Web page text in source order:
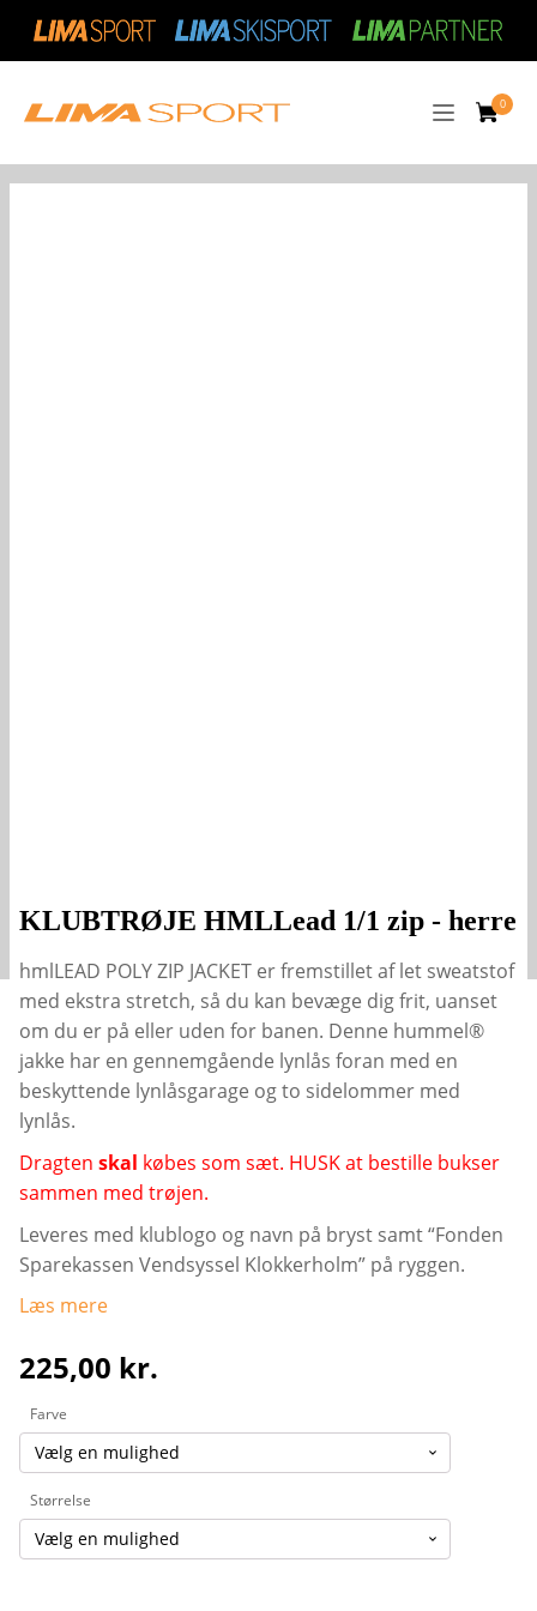
KLUBTRØJE HMLLead 1/1 zip - herre
hmlLEAD POLY ZIP JACKET er fremstillet af let sweatstof
med ekstra stretch, så du kan bevæge dig frit, uanset
om du er på eller uden for banen. Denne hummel®
jakke har en gennemgående lynlås foran med en
beskyttende lynlåsgarage og to sidelommer med
lynlås.
Dragten skal købes som sæt. HUSK at bestille bukser
sammen med trøjen.
Leveres med klublogo og navn på bryst samt “Fonden
Sparekassen Vendsyssel Klokkerholm” på ryggen.
Læs mere
225,00 kr.
Farve
Størrelse